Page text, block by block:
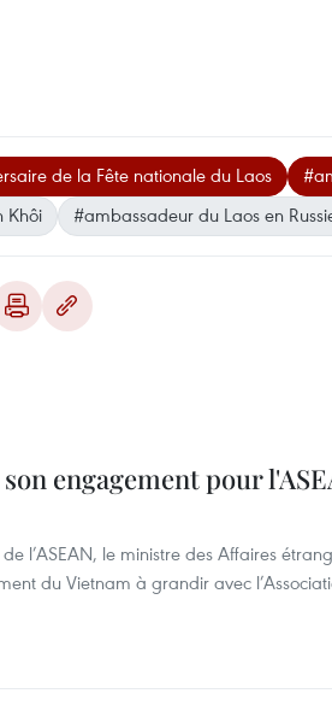
de la Fête nationale du Laos
Khôi
#ambassadeur du Laos en
engagement pour
l’ASEAN, le ministre des Affaires
du Vietnam à grandir avec